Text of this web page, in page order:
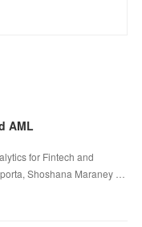
AML
for Fintech and
Shoshana Maraney …